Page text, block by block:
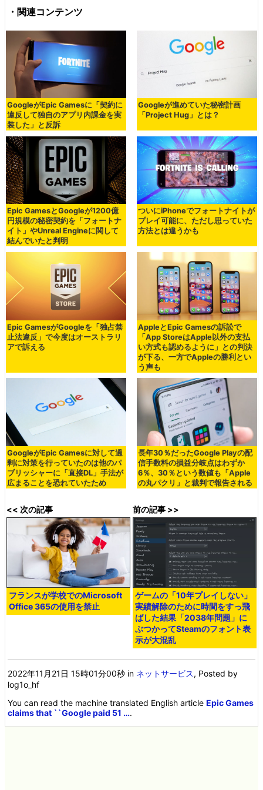
・関連コンテンツ
GoogleがEpic Gamesに「契約に
違反して独自のアプリ内課金を実
装した」と反訴
Googleが進めていた秘密計画
「Project Hug」とは？
Epic GamesとGoogleが1200億
円規模の秘密契約を「フォートナ
イト」やUnreal Engineに関して
結んでいたと判明
ついにiPhoneでフォートナイトが
プレイ可能に、ただし思っていた
方法とは違うかも
Epic GamesがGoogleを「独占禁
止法違反」で今度はオーストラリ
アで訴える
AppleとEpic Gamesの訴訟で
「App StoreはApple以外の支払
い方式も認めるように」との判決
が下る、一方でAppleの勝利とい
う声も
GoogleがEpic Gamesに対して過
剰に対策を行っていたのは他のパ
ブリッシャーに「直接DL」手法が
広まることを恐れていたため
長年30％だったGoogle Playの配
信手数料の損益分岐点はわずか
6％、30％という数値も「Apple
の丸パクリ」と裁判で報告される
<< 次の記事
フランスが学校でのMicrosoft
Office 365の使用を禁止
前の記事 >>
ゲームの「10年プレイしない」
実績解除のために時間をすっ飛
ばした結果「2038年問題」に
ぶつかってSteamのフォント表
示が大混乱
2022年11月21日 15時01分00秒 in ネットサービス, Posted by
log1o_hf
You can read the machine translated English articleEpic Games
claims that ``Google paid 51 ….